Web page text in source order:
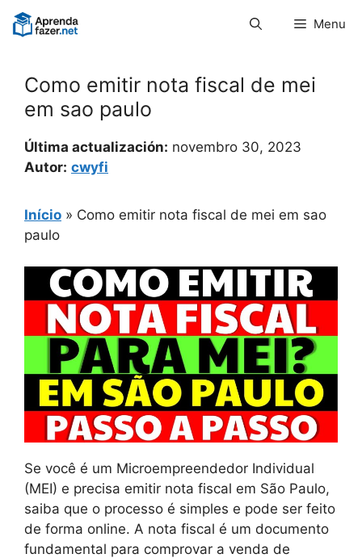
Pular
para
Menu
Como emitir nota fiscal de mei
em sao paulo
Última actualización: novembro 30, 2023
Autor: cwyfi
Início » Como emitir nota fiscal de mei em sao
paulo
Se você é um Microempreendedor Individual
(MEI) e precisa emitir nota fiscal em São Paulo,
saiba que o processo é simples e pode ser feito
de forma online. A nota fiscal é um documento
fundamental para comprovar a venda de